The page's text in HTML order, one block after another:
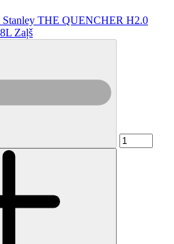
Stanley THE QUENCHER H2.0
Zaļš